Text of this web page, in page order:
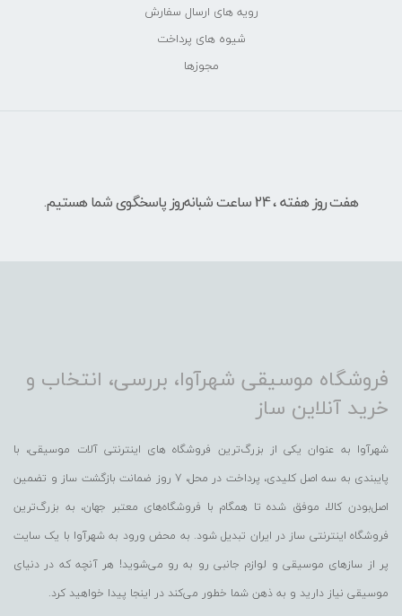
رویه های ارسال سفارش
شیوه های پرداخت
مجوزها
هفت روز هفته ، 24 ساعت شبانه‌روز پاسخگوی شما هستیم.
فروشگاه موسیقی شهرآوا، بررسی، انتخاب و
خرید آنلاین ساز
شهرآوا به عنوان یکی از بزرگ‌ترین فروشگاه های اینترنتی آلات موسیقی، با
پایبندی به سه اصل کلیدی، پرداخت در محل، 7 روز ضمانت بازگشت ساز و تضمین
اصل‌بودن کالا، موفق شده تا همگام با فروشگاه‌های معتبر جهان، به بزرگ‌ترین
فروشگاه اینترنتی ساز در ایران تبدیل شود. به محض ورود به شهرآوا با یک سایت
پر از سازهای موسیقی و لوازم جانبی رو به رو می‌شوید! هر آنچه که در دنیای
موسیقی نیاز دارید و به ذهن شما خطور می‌کند در اینجا پیدا خواهید کرد.